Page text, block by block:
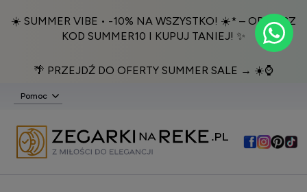
☀️ SUMMER VIBE • -10% NA WSZYSTKO! ☀️* – ODBIERZ
KOD SUMMER10 I KUPUJ TANIEJ! ✨
🌴 PRZEJDŹ DO OFERTY SUMMER SALE → ☀️⌚️
Pomoc